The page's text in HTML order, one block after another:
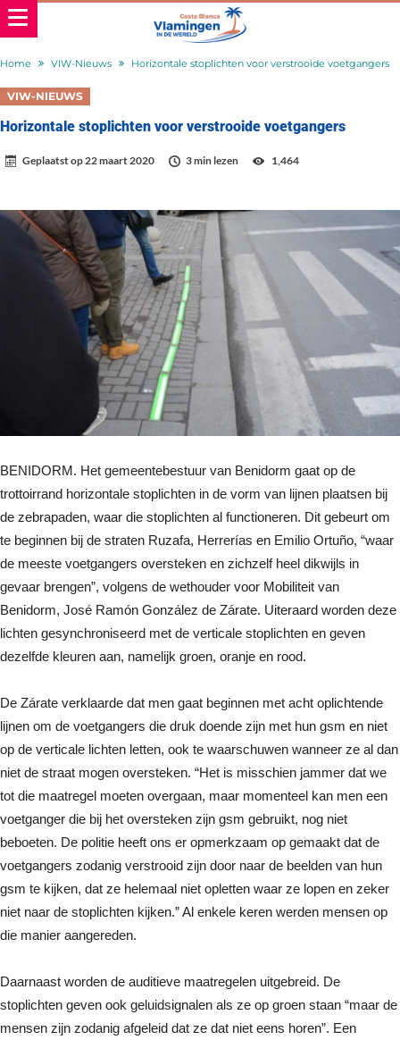
Home VIW-Nieuws Horizontale stoplichten voor verstrooide voetgangers
VIW-NIEUWS
Horizontale stoplichten voor verstrooide voetgangers
Geplaatst op22 maart 2020 3 min lezen 1,464
BENIDORM. Het gemeentebestuur van Benidorm gaat op de
trottoirrand horizontale stoplichten in de vorm van lijnen plaatsen bij
de zebrapaden, waar die stoplichten al functioneren. Dit gebeurt om
te beginnen bij de straten Ruzafa, Herrerías en Emilio Ortuño, “waar
de meeste voetgangers oversteken en zichzelf heel dikwijls in
gevaar brengen”, volgens de wethouder voor Mobiliteit van
Benidorm, José Ramón González de Zárate. Uiteraard worden deze
lichten gesynchroniseerd met de verticale stoplichten en geven
dezelfde kleuren aan, namelijk groen, oranje en rood.
De Zárate verklaarde dat men gaat beginnen met acht oplichtende
lijnen om de voetgangers die druk doende zijn met hun gsm en niet
op de verticale lichten letten, ook te waarschuwen wanneer ze al dan
niet de straat mogen oversteken. “Het is misschien jammer dat we
tot die maatregel moeten overgaan, maar momenteel kan men een
voetganger die bij het oversteken zijn gsm gebruikt, nog niet
beboeten. De politie heeft ons er opmerkzaam op gemaakt dat de
voetgangers zodanig verstrooid zijn door naar de beelden van hun
gsm te kijken, dat ze helemaal niet opletten waar ze lopen en zeker
niet naar de stoplichten kijken.” Al enkele keren werden mensen op
die manier aangereden.
Daarnaast worden de auditieve maatregelen uitgebreid. De
stoplichten geven ook geluidsignalen als ze op groen staan “maar de
mensen zijn zodanig afgeleid dat ze dat niet eens horen”. Een